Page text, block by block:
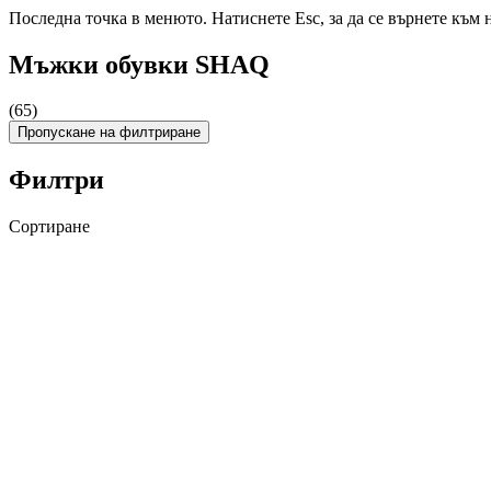
Последна точка в менюто. Натиснете Esc, за да се върнете към
Мъжки обувки SHAQ
(65)
Пропускане на филтриране
Филтри
Сортиране